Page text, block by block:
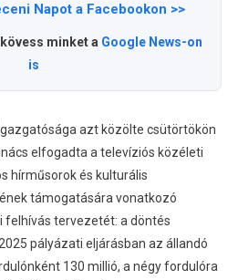
Napot a Facebookon >>
minket a Google News-on
is
azt közölte csütörtökön
elfogadta a televíziós közéleti
hírműsorok és kulturális
támogatására vonatkozó
felhívás tervezetét: a döntés
pályázati eljárásban az állandó
130 millió, a négy fordulóra